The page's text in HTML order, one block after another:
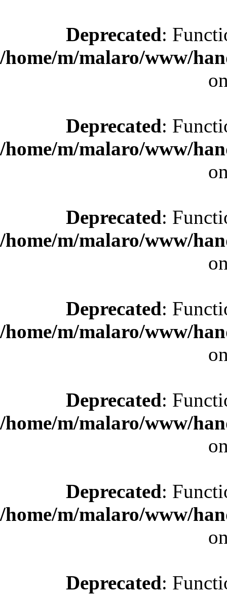
Deprecated:
/home/m/malaro/www/
Deprecated:
/home/m/malaro/www/
Deprecated:
/home/m/malaro/www/
Deprecated:
/home/m/malaro/www/
Deprecated:
/home/m/malaro/www/
Deprecated:
/home/m/malaro/www/
Deprecated: